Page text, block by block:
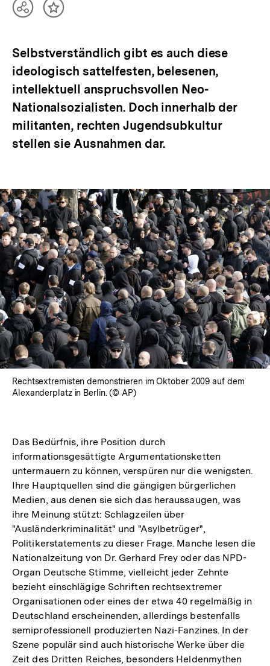
TeilenInhalt
Selbstverständlich gibt es auch diese
ideologisch sattelfesten, belesenen,
intellektuell anspruchsvollen Neo-
Nationalsozialisten. Doch innerhalb der
militanten, rechten Jugendsubkultur
stellen sie Ausnahmen dar.
Rechtsextremisten demonstrieren im Oktober 2009 auf dem
Alexanderplatz in Berlin. (© AP)
Das Bedürfnis, ihre Position durch
informationsgesättigte Argumentationsketten
untermauern zu können, verspüren nur die wenigsten.
Ihre Hauptquellen sind die gängigen bürgerlichen
Medien, aus denen sie sich das heraussaugen, was
ihre Meinung stützt: Schlagzeilen über
"Ausländerkriminalität" und "Asylbetrüger",
Politikerstatements zu dieser Frage. Manche lesen die
Nationalzeitung von Dr. Gerhard Frey oder das NPD-
Organ Deutsche Stimme, vielleicht jeder Zehnte
bezieht einschlägige Schriften rechtsextremer
Organisationen oder eines der etwa 40 regelmäßig in
Deutschland erscheinenden, allerdings bestenfalls
semiprofessionell produzierten Nazi-Fanzines. In der
Szene populär sind auch historische Werke über die
Zeit des Dritten Reiches, besonders Heldenmythen